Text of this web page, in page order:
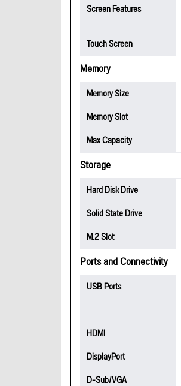
Screen Features
Touch Screen
Memory
Memory Size
Memory Slot
Max Capacity
Storage
Hard Disk Drive
Solid State Drive
M.2 Slot
Ports and Connectivity
USB Ports
HDMI
DisplayPort
D-Sub/VGA